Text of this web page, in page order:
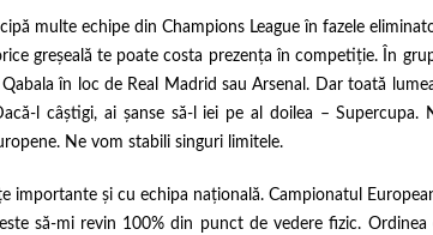
multe echipe din Champions League în fazele
greșeală te poate costa prezența în competiție. În
în loc de Real Madrid sau Arsenal. Dar toată
l câștigi, ai șanse să-l iei pe al doilea – Supercupa.
Ne vom stabili singuri limitele.
importante și cu echipa națională. Campionatul
să-mi revin 100% din punct de vedere fizic.